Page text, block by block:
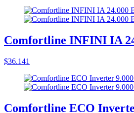
Comfortline INFINI IA
$36.141
Comfortline ECO